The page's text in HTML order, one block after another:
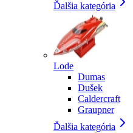
Ďalšia kategória
Lode
Dumas
Dušek
Caldercraft
Graupner
Ďalšia kategória